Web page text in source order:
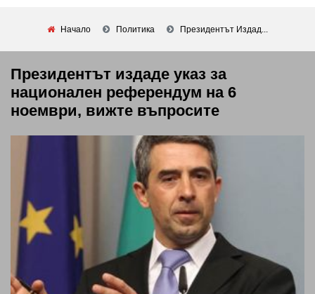
Начало Политика Президентът Издад...
Президентът издаде указ за
национален референдум на 6
ноември, вижте въпросите